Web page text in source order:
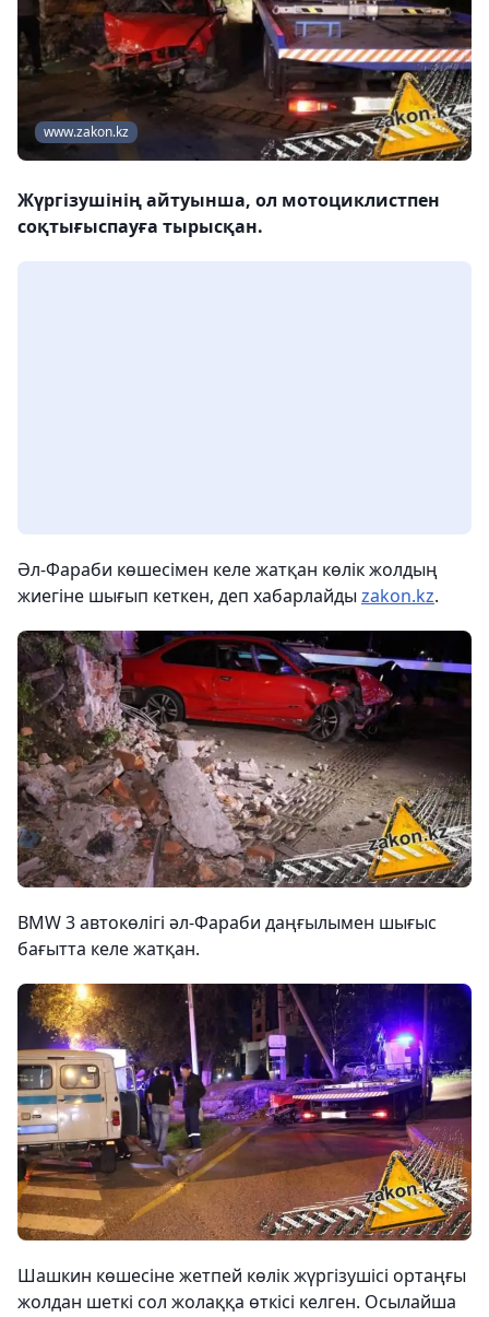
www.zakon.kz
Жүргізушінің айтуынша, ол мотоциклистпен
соқтығыспауға тырысқан.
Әл-Фараби көшесімен келе жатқан көлік жолдың
жиегіне шығып кеткен, деп хабарлайды zakon.kz.
BMW 3 автокөлігі әл-Фараби даңғылымен шығыс
бағытта келе жатқан.
Шашкин көшесіне жетпей көлік жүргізушісі ортаңғы
жолдан шеткі сол жолаққа өткісі келген. Осылайша